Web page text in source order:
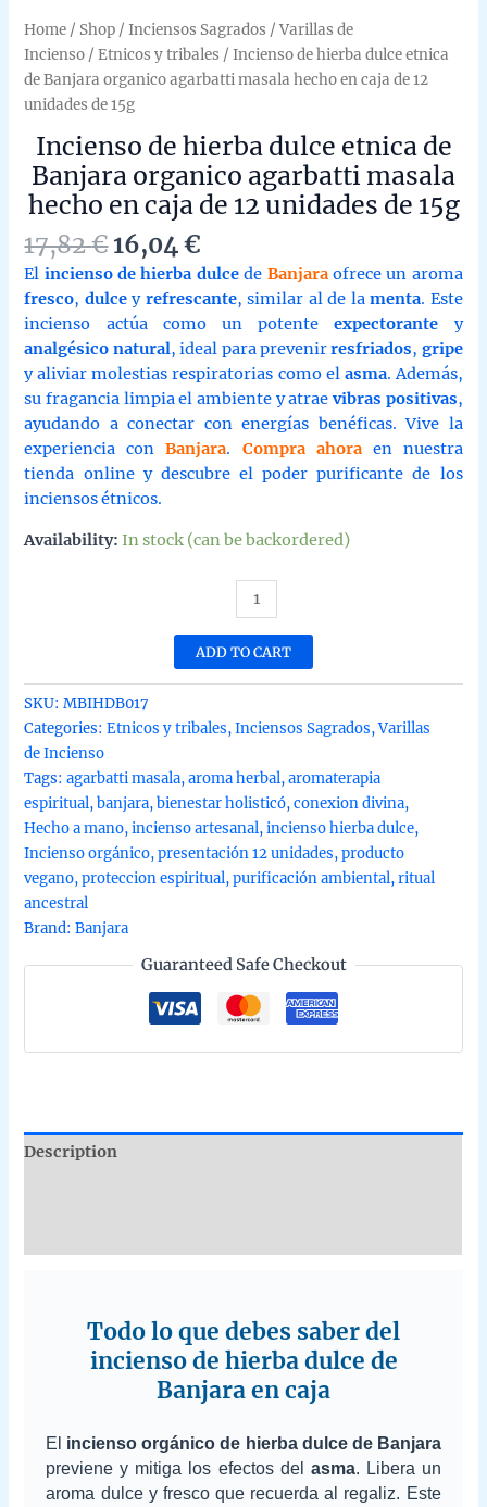
Home / Shop /Inciensos Sagrados /Varillas de
Incienso /Etnicos y tribales / Incienso de hierba dulce etnica
de Banjara organico agarbatti masala hecho en caja de 12
unidades de 15g
Incienso de hierba dulce etnica de
Banjara organico agarbatti masala
hecho en caja de 12 unidades de 15g
17,82€Original
price
was:
17,82 €.
16,04€
price
is:
16,04 €.
El incienso de hierba dulcede Banjaraofrece un aroma
fresco, dulcey refrescante, similar al de lamenta. Este
incienso actúa como un potenteexpectorante y
analgésico natural, ideal para prevenirresfriados, gripe
y aliviar molestias respiratorias como el asma. Además,
su fragancia limpia el ambiente y atrae vibras positivas,
ayudando a conectar con energías benéficas. Vive la
experiencia conBanjara. Compra ahoraen nuestra
tienda online y descubre el poder purificante de los
inciensos étnicos.
Availability: In stock (can be backordered)
Incienso
hierba
dulce
etnica
de
Banjara
organico
agarbatti
hecho
unidades
de
15g
ADD TO CART
SKU:MBIHDB017
Categories:Etnicos y tribales,Inciensos Sagrados,Varillas
de Incienso
Tags:agarbatti masala,aroma herbal,aromaterapia
espiritual,banjara,bienestar holisticó,conexion divina,
Hecho a mano,incienso artesanal,incienso hierba dulce,
Incienso orgánico,presentación 12 unidades,producto
vegano,proteccion espiritual,purificación ambiental,ritual
ancestral
Brand:Banjara
Guaranteed Safe Checkout
Description
Todo lo que debes saber del
incienso de hierba dulce de
Banjara en caja
El incienso orgánico de hierba dulce de Banjara
previene y mitiga los efectos del asma. Libera un
aroma dulce y fresco que recuerda al regaliz. Este